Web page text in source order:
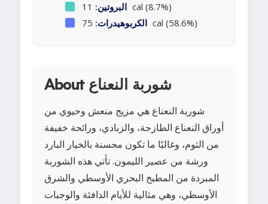
البروتين: 11 cal (8.7%)
الكربوهيدرات: 75 cal (58.6%)
About شوربة النعناع
شوربة النعناع هي مزيج منعش وحيوي من
أوراق النعناع الطازجة، والزبادي، ورائحة خفيفة
من الثوم، وغالبًا ما تكون محسنة بالخيار البارد
ورشة من عصير الليمون. تأتي هذه الشوربة
المبردة من المطبخ البحري الأوسطي والشرق
الأوسطي، وهي مثالية للأيام الدافئة والوجبات